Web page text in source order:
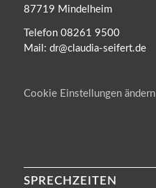
87719 Mindelheim
Telefon 08261 9500
Mail: dr@claudia-seifert.de
Cookie Einstellungen ändern
SPRECHZEITEN